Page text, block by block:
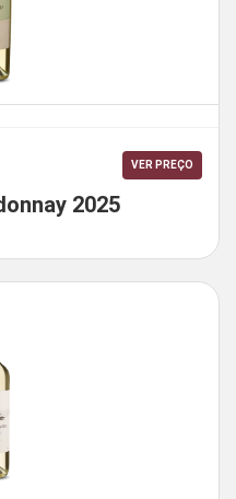
VER PREÇO
2025